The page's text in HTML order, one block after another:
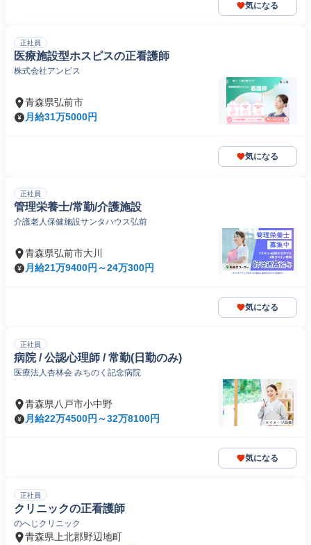
気になる
正社員
医療施設型ホスピスの正看護師
株式会社アンビス
青森県弘前市
月給31万5000円
気になる
正社員
管理栄養士/常勤/介護施設
介護老人保健施設サンタハウス弘前
青森県弘前市大川
月給21万9400円～24万300円
気になる
正社員
病院 / 公認心理師 / 常勤(日勤のみ)
医療法人杏林会 みちのく記念病院
青森県八戸市小中野
月給22万4500円～32万8100円
気になる
正社員
クリニックの正看護師
のへじクリニック
青森県上北郡野辺地町